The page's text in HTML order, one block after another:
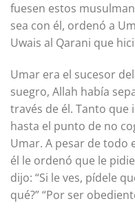
fuesen estos
sea con él, ordenó a
Uwais al Qarani que
Umar era el sucesor
suegro, Allah había
través de él. Tanto que
hasta el punto de no
Umar. A pesar de todo
él le ordenó que le
dijo: “Si le ves, pídele
qué?” “Por ser